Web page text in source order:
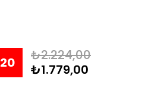
20
₺2.224,00
₺1.779,00